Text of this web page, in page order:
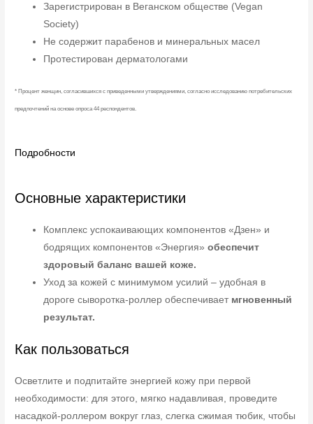
Зарегистрирован в Веганском обществе (Vegan
Society)
Не содержит парабенов и минеральных масел
Протестирован дерматологами
* Процент женщин, согласившихся с приведенными утверждениями, согласно исследованию потребительских
предпочтений на основе опроса 44 респондентов.
Подробности
Основные характеристики
Комплекс успокаивающих компонентов «Дзен» и
бодрящих компонентов «Энергия»обеспечит
здоровый баланс вашей коже.
Уход за кожей с минимумом усилий – удобная в
дороге сыворотка-роллер обеспечивает мгновенный
результат.
Как пользоваться
Осветлите и подпитайте энергией кожу при первой
необходимости: для этого, мягко надавливая, проведите
насадкой-роллером вокруг глаз, слегка сжимая тюбик, чтобы